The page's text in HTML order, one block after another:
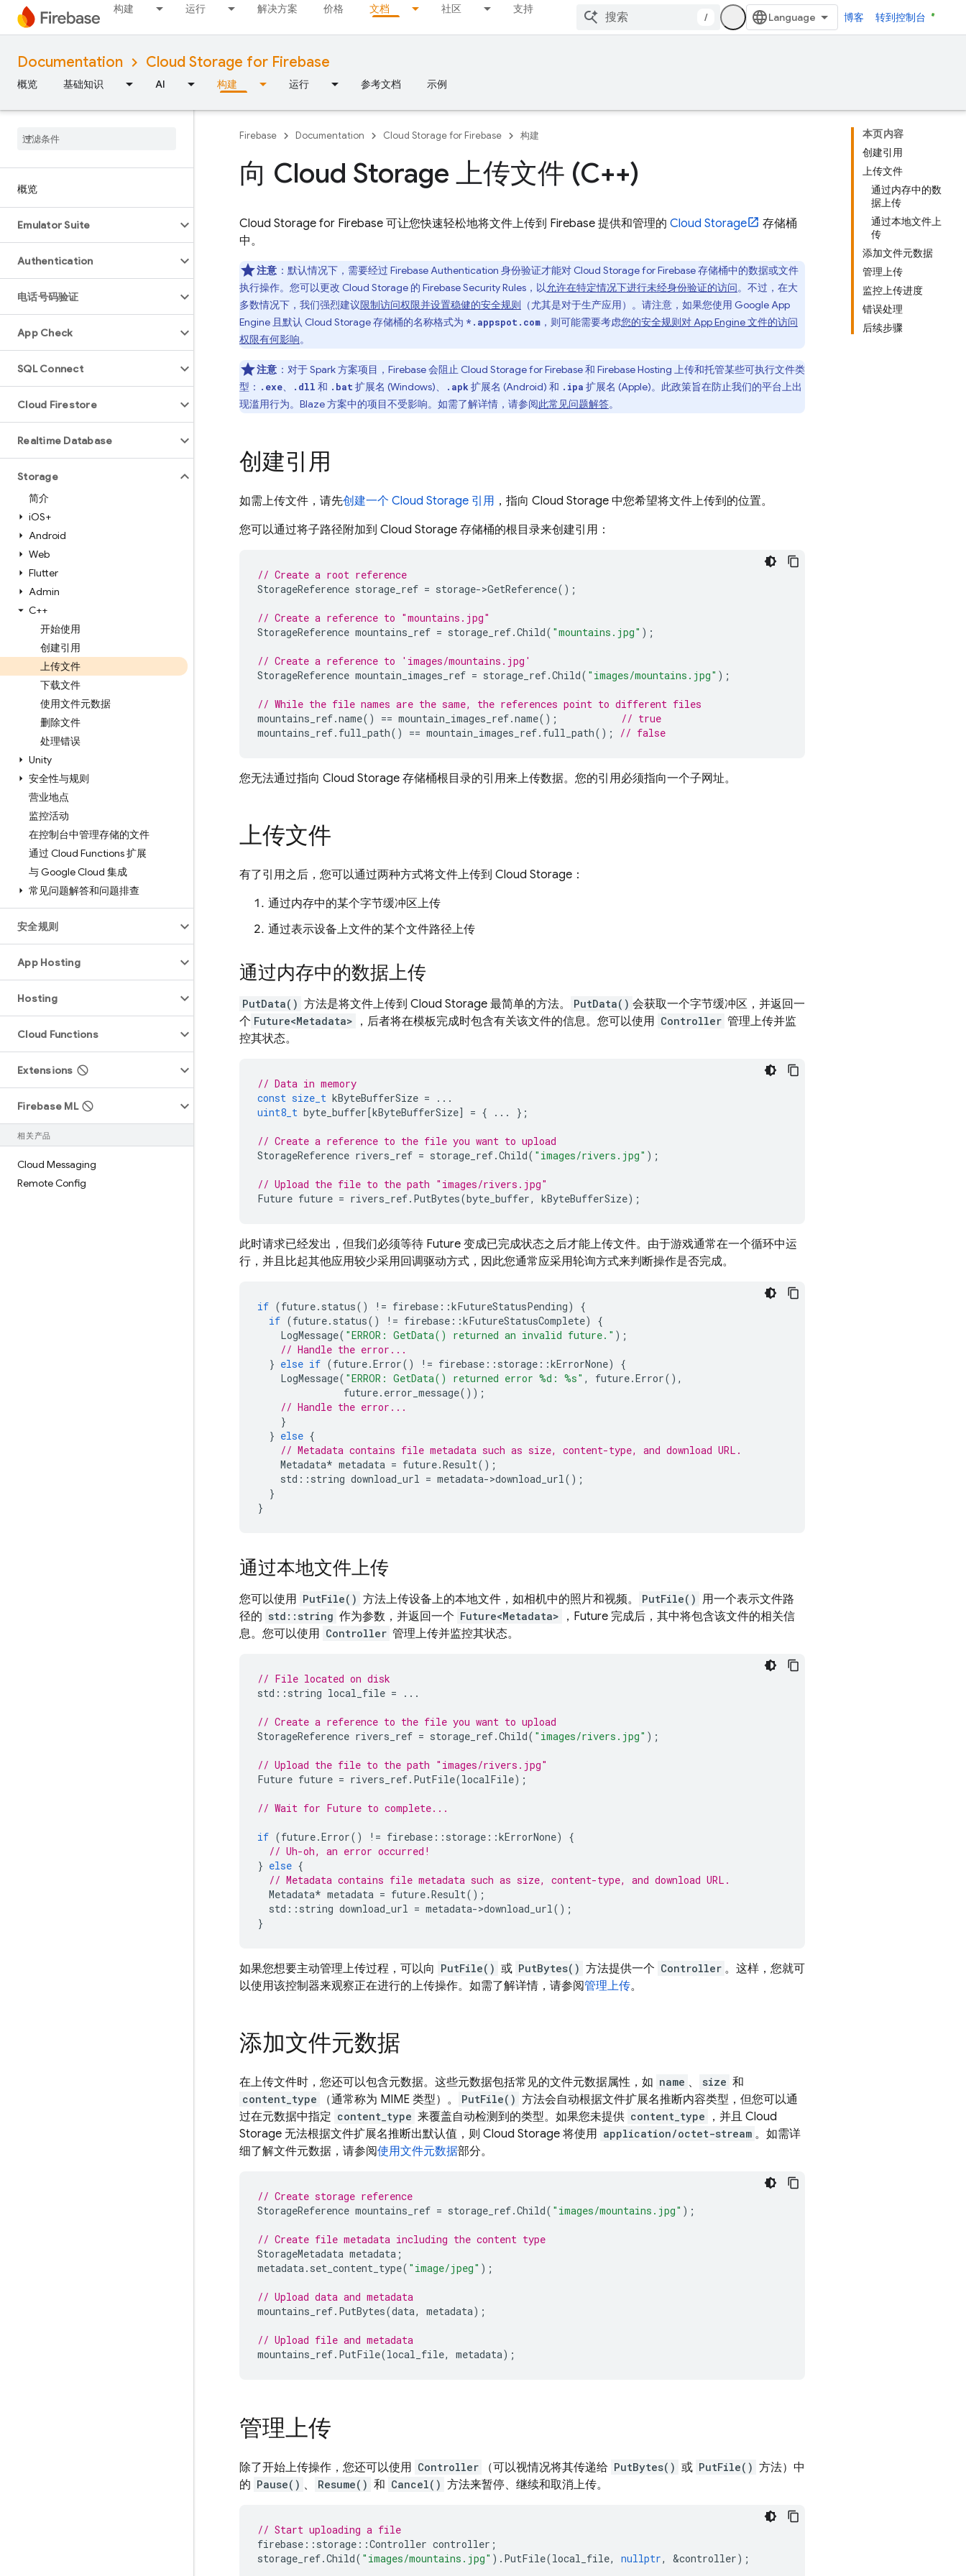
构建 运行 解决方案 价格 文档 社区 支持
/ 博客 转到控制台
Documentation Cloud Storage for Firebase
概览 基础知识 AI 构建 运行 参考文档 示例
概览
Emulator Suite
Authentication
电话号码验证
App Check
SQL Connect
Cloud Firestore
Realtime Database
Storage
简介
iOS+
Android
Web
Flutter
Admin
C++
开始使用
创建引用
上传文件
下载文件
使用文件元数据
删除文件
处理错误
Unity
安全性与规则
营业地点
监控活动
在控制台中管理存储的文件
通过 Cloud Functions 扩展
与 Google Cloud 集成
常见问题解答和问题排查
安全规则
App Hosting
Hosting
Cloud Functions
Extensions
Firebase ML
相关产品
Cloud Messaging
Remote Config
本页内容
创建引用
上传文件
通过内存中的数
据上传
通过本地文件上
传
添加文件元数据
管理上传
监控上传进度
错误处理
后续步骤
Firebase Documentation Cloud Storage for Firebase 构建
向 Cloud Storage 上传文件 (C++)
Cloud Storage for Firebase 可让您快速轻松地将文件上传到 Firebase 提供和管理的 Cloud Storage
存储桶
中。
注意 ：默认情况下，需要经过 Firebase Authentication 身份验证才能对 Cloud Storage for Firebase存储桶中的数据或文件
执行操作。您可以更改 Cloud Storage 的 Firebase Security Rules ，以允许在特定情况下进行未经身份验证的访问。不过，在大
多数情况下，我们强烈建议限制访问权限并设置稳健的安全规则 （尤其是对于生产应用）。请注意，如果您使用 GoogleApp
Engine 且默认 Cloud Storage存储桶的名称格式为 *.appspot.com ，则可能需要考虑您的安全规则对App Engine文件的访问
权限有何影响。
注意 ：对于 Spark 方案项目，Firebase 会阻止 Cloud Storage for Firebase和 Firebase Hosting 上传和托管某些可执行文件类
型： .exe、 .dll 和 .bat 扩展名 (Windows)、 .apk 扩展名 (Android) 和 .ipa 扩展名 (Apple)。此政策旨在防止我们的平台上出
现滥用行为。Blaze 方案中的项目不受影响。如需了解详情，请参阅此常见问题解答。
创建引用
如需上传文件，请先创建一个 Cloud Storage 引用 ，指向 Cloud Storage 中您希望将文件上传到的位置。
您可以通过将子路径附加到 Cloud Storage 存储桶的根目录来创建引用：
// Create a root reference
StorageReference storage_ref = storage->GetReference();
// Create a reference to "mountains.jpg"
StorageReference mountains_ref = storage_ref.Child( "mountains.jpg" );
// Create a reference to 'images/mountains.jpg'
StorageReference mountain_images_ref = storage_ref.Child( "images/mountains.jpg" );
// While the file names are the same, the references point to different files
mountains_ref.name() == mountain_images_ref.name();
// true
mountains_ref. full_path() == mountain_images_ref. full_path(); // false
您无法通过指向 Cloud Storage 存储桶根目录的引用来上传数据。您的引用必须指向一个子网址。
上传文件
有了引用之后，您可以通过两种方式将文件上传到 Cloud Storage ：
通过内存中的某个字节缓冲区上传
通过表示设备上文件的某个文件路径上传
通过内存中的数据上传
PutData() 方法是将文件上传到 Cloud Storage 最简单的方法。 PutData() 会获取一个字节缓冲区，并返回一
个 Future<Metadata> ，后者将在模板完成时包含有关该文件的信息。您可以使用 Controller 管理上传并监
控其状态。
// Data in memory
const size_t kByteBufferSize =
...
uint8_t byte_buffer[kByteBufferSize] = { ... };
// Create a reference to the file you want to upload
StorageReference rivers_ref = storage_ref.Child( "images/rivers.jpg" );
// Upload the file to the path "images/rivers.jpg"
Future future = rivers_ref. PutBytes(byte_buffer, kByteBufferSize);
此时请求已经发出，但我们必须等待 Future 变成已完成状态之后才能上传文件。由于游戏通常在一个循环中运
行，并且比起其他应用较少采用回调驱动方式，因此您通常应采用轮询方式来判断操作是否完成。
if (future. status() != firebase ::kFutureStatusPending)
{
if (future. status() != firebase ::kFutureStatusComplete)
{
LogMessage( "ERROR: GetData() returned an invalid future." );
// Handle the error...
} else if (future.Error() != firebase :: storage ::kErrorNone)
{
LogMessage( "ERROR: GetData() returned error %d: %s" , future.Error(),
future. error_message());
// Handle the error...
}
} else {
// Metadata contains file metadata such as size, content-type, and download URL.
Metadata* metadata = future.Result();
std :: string download_url = metadata->download_url();
}
}
通过本地文件上传
您可以使用 PutFile() 方法上传设备上的本地文件，如相机中的照片和视频。 PutFile() 用一个表示文件路
径的 std::string 作为参数，并返回一个 Future<Metadata>
，Future 完成后，其中将包含该文件的相关信
息。您可以使用 Controller 管理上传并监控其状态。
// File located on disk
std :: string local_file = ...
// Create a reference to the file you want to upload
StorageReference rivers_ref = storage_ref.Child( "images/rivers.jpg" );
// Upload the file to the path "images/rivers.jpg"
Future future = rivers_ref. PutFile(localFile);
// Wait for Future to complete...
if (future.Error() != firebase :: storage ::kErrorNone)
{
// Uh-oh, an error occurred!
} else {
// Metadata contains file metadata such as size, content-type, and download URL.
Metadata* metadata = future.Result();
std :: string download_url = metadata->download_url();
}
如果您想要主动管理上传过程，可以向 PutFile() 或 PutBytes() 方法提供一个 Controller 。这样，您就可
以使用该控制器来观察正在进行的上传操作。如需了解详情，请参阅管理上传。
添加文件元数据
在上传文件时，您还可以包含元数据。这些元数据包括常见的文件元数据属性，如 name 、 size 和
content_type （通常称为 MIME 类型）。 PutFile() 方法会自动根据文件扩展名推断内容类型，但您可以通
过在元数据中指定 content_type 来覆盖自动检测到的类型。如果您未提供 content_type ，并且 Cloud
Storage 无法根据文件扩展名推断出默认值，则 Cloud Storage 将使用 application/octet-stream 。如需详
细了解文件元数据，请参阅使用文件元数据部分。
// Create storage reference
StorageReference mountains_ref = storage_ref.Child( "images/mountains.jpg" );
// Create file metadata including the content type
StorageMetadata metadata ;
metadata. set_content_type( "image/jpeg" );
// Upload data and metadata
mountains_ref. PutBytes(data, metadata);
// Upload file and metadata
mountains_ref. PutFile(local_file, metadata);
管理上传
除了开始上传操作，您还可以使用 Controller （可以视情况将其传递给 PutBytes() 或 PutFile() 方法）中
的 Pause() 、 Resume() 和 Cancel() 方法来暂停、继续和取消上传。
// Start uploading a file
firebase :: storage ::Controller controller ;
storage_ref.Child( "images/mountains.jpg" ). PutFile(local_file, nullptr, &controller);